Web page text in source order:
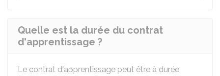
Quelle est la durée du contrat
d'apprentissage ?
Le contrat d'apprentissage peut être à durée